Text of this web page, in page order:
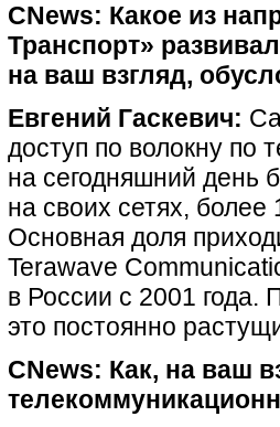
CNews: Какое из
Транспорт»
на ваш взгляд,
Евгений Гаскевич:
доступ по волокну по
на сегодняшний день
на своих сетях,
Основная доля
Terawave
в России с 2001
это постоянно
CNews: Как, на ваш